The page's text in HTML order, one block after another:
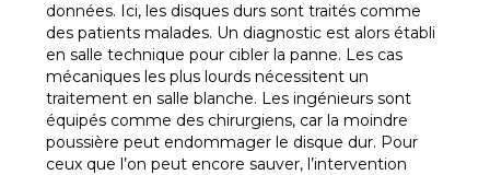
données. Ici, les disques durs sont traités comme
des patients malades. Un diagnostic est alors établi
en salle technique pour cibler la panne. Les cas
mécaniques les plus lourds nécessitent un
traitement en salle blanche. Les ingénieurs sont
équipés comme des chirurgiens, car la moindre
poussière peut endommager le disque dur. Pour
ceux que l’on peut encore sauver, l’intervention